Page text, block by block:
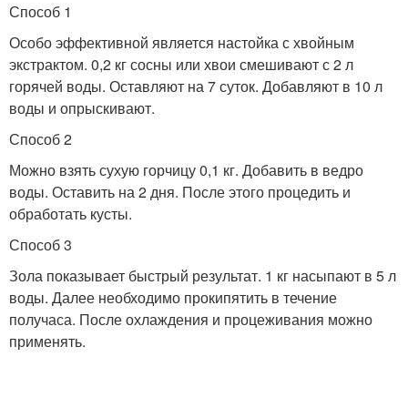
Способ 1
Особо эффективной является настойка с хвойным
экстрактом. 0,2 кг сосны или хвои смешивают с 2 л
горячей воды. Оставляют на 7 суток. Добавляют в 10 л
воды и опрыскивают.
Способ 2
Можно взять сухую горчицу 0,1 кг. Добавить в ведро
воды. Оставить на 2 дня. После этого процедить и
обработать кусты.
Способ 3
Зола показывает быстрый результат. 1 кг насыпают в 5 л
воды. Далее необходимо прокипятить в течение
получаса. После охлаждения и процеживания можно
применять.